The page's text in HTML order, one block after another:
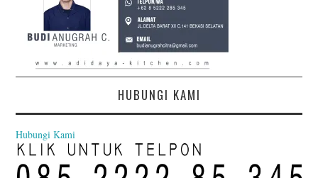
HUBUNGI KAMI
Hubungi Kami